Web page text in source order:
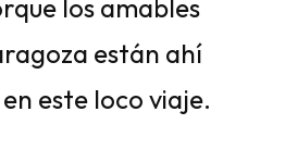
los amables
están ahí
este loco viaje.